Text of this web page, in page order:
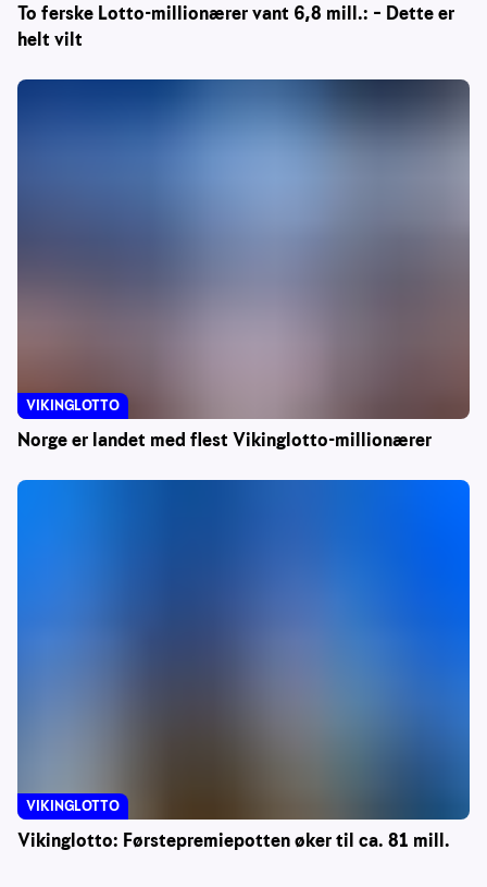
To ferske Lotto-millionærer vant 6,8 mill.: – Dette er
helt vilt
Norge er landet med flest Vikinglotto-millionærer
VIKINGLOTTO
Vikinglotto: Førstepremiepotten øker til ca. 81 mill.
VIKINGLOTTO